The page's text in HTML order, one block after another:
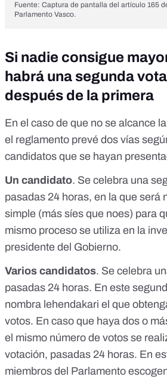
Fuente: Captura de pantalla del artículo 165
Parlamento Vasco.
Si nadie consigue
habrá una segunda
después de la primera
En el caso de que no se alcance
el reglamento prevé dos vías
candidatos que se hayan
Un candidato. Se celebra una
pasadas 24 horas, en la que será
simple (más síes que noes) para
mismo proceso se utiliza en la
presidente del Gobierno.
Varios candidatos. Se celebra
pasadas 24 horas. En este
nombra lehendakari el que
votos. En caso que haya dos o
el mismo número de votos se
votación, pasadas 24 horas. En
miembros del Parlamento